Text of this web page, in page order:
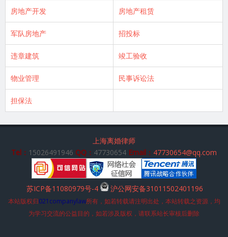
房地产开发 房地产租赁
军队房地产 招投标
违章建筑 竣工验收
物业管理 民事诉讼法
担保法
上海离婚律师
Tel： 15026491946 QQ： 47730654 Email： 47730654@qq.com
苏ICP备11080979号-4 沪公网安备31011502401196
本站版权归021companylaw所有，如若转载请注明出处，本站转载之资源，均
为学习交流的公益目的，如若涉及版权，请联系站长审核后删除